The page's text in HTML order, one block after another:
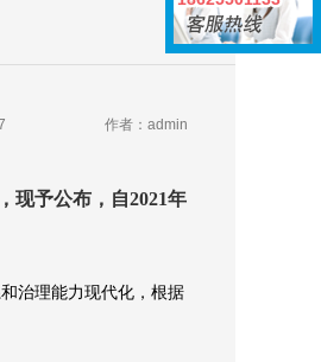
作者：admin
现予公布，自2021年
治理能力现代化，根据